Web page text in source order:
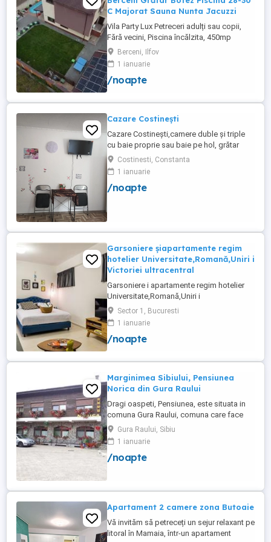
C Majorat Sauna Nunta Jacuzzi
Vila Party Lux Petreceri adulți sau copii,
Fără vecini, Piscina încălzita, 450mp
S+P+2E lângă București ( Berceni- Ilfov) ,
asfalt, Uber Bolt ,pentru cazare regim
hotelier, petreceri copii, pool party 30 ,
onomastici , nunti , botezuri, team building
party, ...
Berceni, Ilfov
1 ianuarie
/noapte
Cazare Costinești
Cazare Costinești,camere duble și triple
cu baie proprie sau baie pe hol, grătar
frigider curte,parcare proprie , prețuri
începând de la 150 lei pe noapte,telefon
Costinesti, Constanta
1 ianuarie
/noapte
Garsoniere șiapartamente regim
hotelier Universitate,Romană,Uniri i
Victoriei ultracentral
Garsoniere i apartamente regim hotelier
Universitate,Romană,Uniri i
Victoriei,renovate recent i utilate complet.
Preț: De la 120-200 lei pentru 3 ore Preț
garsoniere 120-200 lei pentru noapte Preț
apartamente 200-300 lei pentru noapte
Sector 1, Bucuresti
1 ianuarie
/noapte
Marginimea Sibiului, Pensiunea
Norica din Gura Raului
Dragi oaspeti, Pensiunea, este situata in
comuna Gura Raului, comuna care face
parte din salba celor mai vechi, frumoase
si instarite asezari ce alcatuiesc
Marginimea Sibiului, la 18 km de Sibiu in
directia Sebes (Cristian, Orlat, Gura
Gura Raului, Sibiu
1 ianuarie
/noapte
Apartament 2 camere zona Butoaie
Vă invităm să petreceți un sejur relaxant pe
litoral în Mamaia, într-un apartament